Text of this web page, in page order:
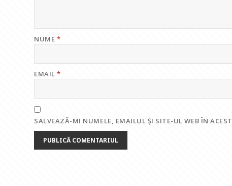
NUME *
EMAIL*
SALVEAZĂ-MI NUMELE, EMAILUL ȘI SITE-UL WEB ÎN